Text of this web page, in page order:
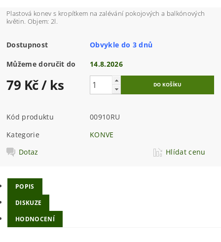
Plastová konev s kropítkem na zalévání pokojových a balkónových
květin. Objem: 2l.
Dostupnost Obvykle do 3 dnů
Můžeme doručit do 14.8.2026
79 Kč/ ks
Kód produktu
00910RU
Kategorie
KONVE
Dotaz
Hlídat cenu
POPIS
DISKUZE
HODNOCENÍ